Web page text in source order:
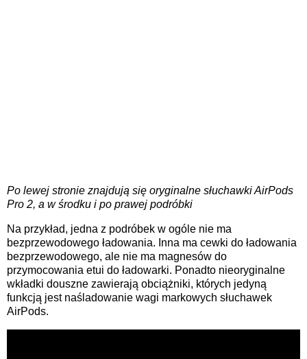
Po lewej stronie znajdują się oryginalne słuchawki AirPods
Pro 2, a w środku i po prawej podróbki
Na przykład, jedna z podróbek w ogóle nie ma
bezprzewodowego ładowania. Inna ma cewki do ładowania
bezprzewodowego, ale nie ma magnesów do
przymocowania etui do ładowarki. Ponadto nieoryginalne
wkładki douszne zawierają obciążniki, których jedyną
funkcją jest naśladowanie wagi markowych słuchawek
AirPods.